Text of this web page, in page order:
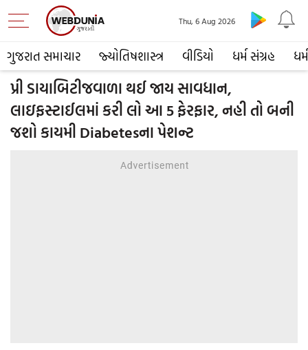
ગુજરાત સમાચાર જ્યોતિષશાસ્ત્ર વીડિયો ધર્મ સંગ્રહ ધર્મ
Thu, 6 Aug 2026
પ્રી ડાયાબિટીજવાળા થઈ જાય સાવધાન,
લાઇફસ્ટાઈલમાં કરી લો આ 5 ફેરફાર, નહી તો બની
જશો કાયમી Diabetesના પેશન્ટ